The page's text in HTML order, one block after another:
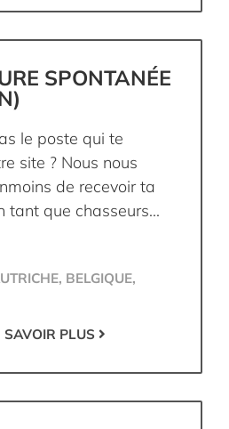
SPONTANÉE
le poste qui te
site ? Nous nous
de recevoir ta
tant que chasseurs...
BELGIQUE,
SAVOIR PLUS